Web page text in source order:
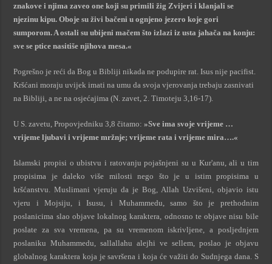
znakove i njima zaveo one koji su primili žig Zvijeri i klanjali se
njezinu kipu. Oboje su živi bačeni u ognjeno jezero koje gori
sumporom. A ostali su ubijeni mačem što izlazi iz usta jahača na konju:
sve se ptice nasitiše njihova mesa.«
Pogrešno je reći da Bog u Bibliji nikada ne podupire rat. Isus nije pacifist.
Kršćani moraju uvijek imati na umu da svoja vjerovanja trebaju zasnivati
na Bibliji, a ne na osjećajima (N. zavet, 2. Timoteju 3,16-17).
U S. zavetu, Propovjedniku 3,8 čitamo:»Sve ima svoje vrijeme …
vrijeme ljubavi i vrijeme mržnje; vrijeme rata i vrijeme mira….«
Islamski propisi o ubistvu i ratovanju pojašnjeni su u Kur'anu, ali u tim
propisima je daleko više milosti nego što je u istim propisima u
kršćanstvu. Muslimani vjeruju da je Bog, Allah Uzvišeni, objavio istu
vjeru i Mojsiju, i Isusu, i Muhammedu, samo što je prethodnim
poslanicima slao objave lokalnog karaktera, odnosno te objave nisu bile
poslate za sva vremena, pa su vremenom iskrivljene, a posljednjem
poslaniku Muhammedu, sallallahu alejhi ve sellem, poslao je objavu
globalnog karaktera koja je savršena i koja će važiti do Sudnjega dana. S